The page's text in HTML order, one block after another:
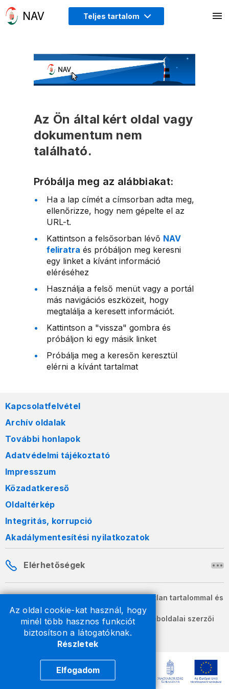
Az oldal cookie-kat használ, hogy
minél több hasznos funkciót
biztosítson a látogatóknak.
Részletek
Elfogadom
Teljes tartalom
Az Ön által kért oldal vagy
dokumentum nem
található.
Próbálja meg az alábbiakat:
Ha a lap címét a címsorban adta meg,
ellenőrizze, hogy nem gépelte el az
URL-t.
Kattintson a felsősorban lévő NAV
feliratra és próbáljon meg keresni
egy linket a kívánt információ
eléréséhez
Használja a felső menüt vagy a portál
más navigációs eszközeit, hogy
megtalálja a keresett információt.
Kattintson a "vissza" gombra és
próbáljon ki egy másik linket
Próbálja meg a keresőn keresztül
elérni a kívánt tartalmat
Kapcsolatfelvétel
Archív oldalak
További honlapok
Adatvédelmi tájékoztató
Impresszum
Közadatkereső
Oldaltérkép
Integritás, korrupció
Akadálymentesítési nyilatkozatok
Elérhetőségek
A honlapon szereplő információk változatlan tartalommal és
formában szabadon terjeszthetők.
2026 © A Nemzeti Adó- és Vámhivatal weboldalai szerzői
jogvédelem alatt állnak.